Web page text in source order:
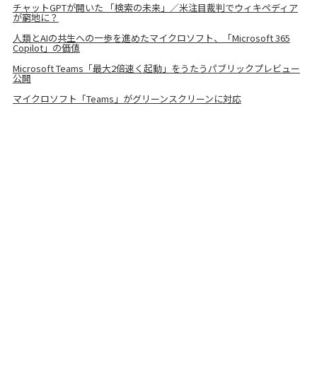
チャットGPTが開いた 「検索の未来」／米注目裁判でウィキペディア
が窮地に？
人類とAIの共生への一歩を進めたマイクロソフト、「Microsoft 365
Copilot」の価値
Microsoft Teams「最大2倍速く起動」をうたうパブリックプレビュー
公開
マイクロソフト「Teams」がグリーンスクリーンに対応